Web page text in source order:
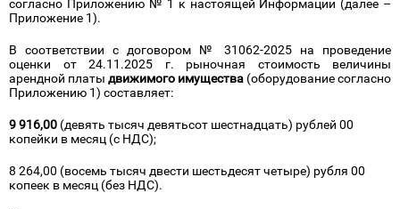
согласно Приложению № 1 к настоящей Информации (далее –
Приложение 1).
В соответствии с договором № 31062-2025 на проведение
оценки от 24.11.2025 г. рыночная стоимость величины
арендной платы движимого имущества (оборудование согласно
Приложению 1) составляет:
9 916,00 (девять тысяч девятьсот шестнадцать) рублей 00
копейки в месяц (с НДС);
8 264,00 (восемь тысяч двести шестьдесят четыре) рубля 00
копеек в месяц (без НДС).